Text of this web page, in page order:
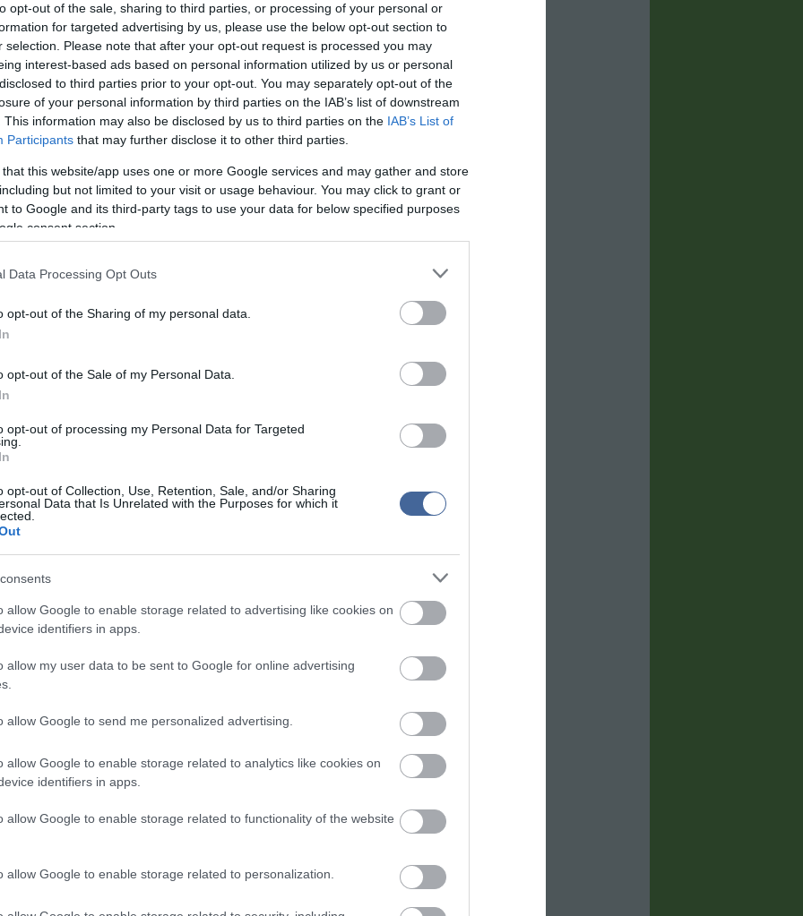
opt-out of the sale, sharing to third parties, or processing of your personal or
for targeted advertising by us, please use the below opt-out section to
selection. Please note that after your opt-out request is processed you may
interest-based ads based on personal information utilized by us or personal
to third parties prior to your opt-out. You may separately opt-out of the
of your personal information by third parties on the IAB’s list of downstream
This information may also be disclosed by us to third parties on the IAB’s List of
Participants that may further disclose it to other third parties.
that this website/app uses one or more Google services and may gather and store
but not limited to your visit or usage behaviour. You may click to grant or
to Google and its third-party tags to use your data for below specified purposes
consent section.
Data Processing Opt Outs
opt-out of the Sharing of my personal data.
opt-out of the Sale of my Personal Data.
opt-out of processing my Personal Data for Targeted
opt-out of Collection, Use, Retention, Sale, and/or Sharing
Data that Is Unrelated with the Purposes for which it
allow Google to enable storage related to advertising like cookies on
identifiers in apps.
allow my user data to be sent to Google for online advertising
allow Google to send me personalized advertising.
allow Google to enable storage related to analytics like cookies on
identifiers in apps.
allow Google to enable storage related to functionality of the website
allow Google to enable storage related to personalization.
étrend-kiegészítő termékcsalád, amely hazai
fogyasztók igényeire reflektál. Ennek mentén a
és a karcsúsítás mellett a szív és
az emésztőrendszeri problémákra is megoldást
polcain már elérhető termékek organikus,
tartalmaznak, és ampullák, tabletták, valamint
kerülnek forgalomba. Az étrend-kiegészítők
a bioboltokban is kaphatóak lesznek.
René Haussin 1961-ben, tehát több, mint 60
kiegészítő termékeket gyártani, s ezzel ő lett az
aki ilyen vállalkozást alapított. A cég hatalmas
több száz kutatóorvos, klinikai tanulmányok,
és a gyógynövények feldolgozásának
lévő vállalkozás elkötelezett a prémium minőségű,
kínálnak megoldást – legyen szó
méregtelenítésről, karcsúsításról vagy a szív-
az Európai Gyógyszerkönyv irányelvei alapján
eljárásokat ötvözve a már meglévő kutatási
és beszerzésére: amennyire csak
francia vagy európai eredetű növényeket
Ha ez nem kivitelezhető, akkor a növényt annak
minőségű, ellenőrzött forrásból származó, már
tartalmú gyógynövény-készítmények jussanak
ban bio alapanyagokat tartalmaznak.
átlagosan 90-180 minőségellenőrzési
biztosítja a nyomonkövethetőséget, a
előírásoknak megfelelően. A vállalat
megközelítést képvisel a prémium étrend-
módszerekkel, üvegampullákban kerülnek
kizárólag a tiszta gyógynövények kivonatai
fordítanak arra, hogy a segédanyagokat minimálisra
növényi összetevők aránya a lehető legmagasabb
természetes eredetű növényi kapszulákba
a megközelítés lehetővé teszi, hogy a termékek
igényeire szabva
SUPERDIET termékek palettája a magyar
lettek szabva és olyan egészségügyi területeket